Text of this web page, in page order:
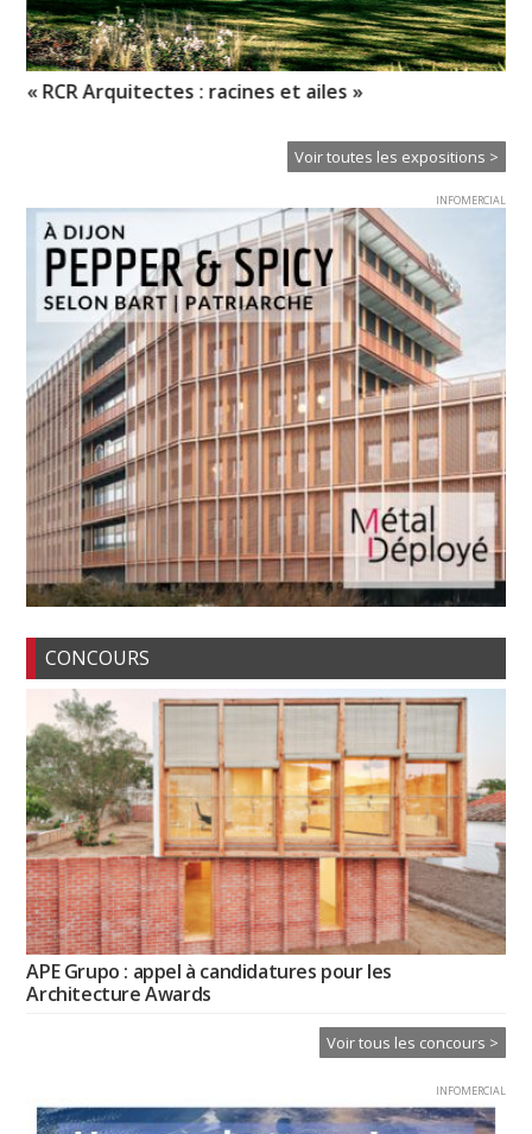
« RCR Arquitectes : racines et ailes »
Voir toutes les expositions >
INFOMERCIAL
CONCOURS
APE Grupo : appel à candidatures pour les
Architecture Awards
Voir tous les concours >
INFOMERCIAL